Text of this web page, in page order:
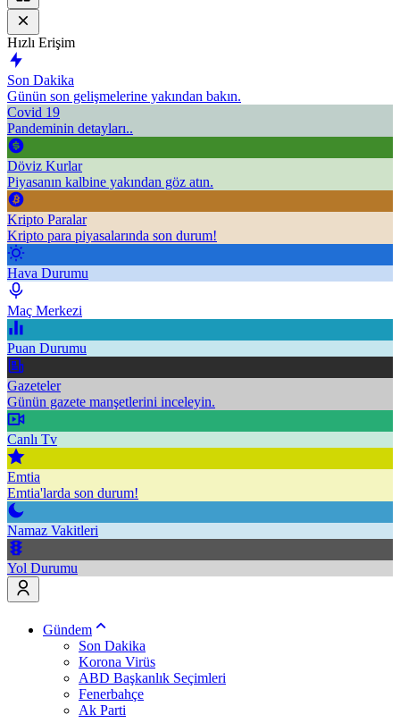
Hızlı Erişim
Son Dakika
Günün son gelişmelerine yakından bakın.
Covid 19
Pandeminin detayları..
Döviz Kurlar
Piyasanın kalbine yakından göz atın.
Kripto Paralar
Kripto para piyasalarında son durum!
Hava Durumu
Maç Merkezi
Puan Durumu
Gazeteler
Günün gazete manşetlerini inceleyin.
Canlı Tv
Emtia
Emtia'larda son durum!
Namaz Vakitleri
Yol Durumu
Gündem
Son Dakika
Korona Virüs
ABD Başkanlık Seçimleri
Fenerbahçe
Ak Parti